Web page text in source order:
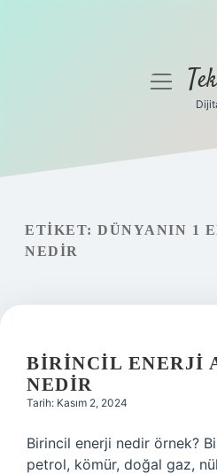
Gizlilik Politikası
Hakkımızda
menüyü
ETIKET: DÜNYANIN 1
NEDIR
BIRINCIL ENERJI
NEDIR
Tarih: Kasım 2, 2024
Birincil enerji nedir örnek?
petrol, kömür, doğal gaz,